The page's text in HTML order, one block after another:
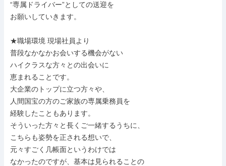
“専属ドライバー”としての送迎を
お願いしていきます。
★職場環境 現場社員より
普段なかなかお会いする機会がない
ハイクラスな方々との出会いに
恵まれることです。
大企業のトップに立つ方々や、
人間国宝の方のご家族の専属乗務員を
経験したこともあります。
そういった方々と長くご一緒するうちに、
こちらも姿勢を正される想いで、
元々すごく几帳面というわけでは
なかったのですが、基本は見られることの